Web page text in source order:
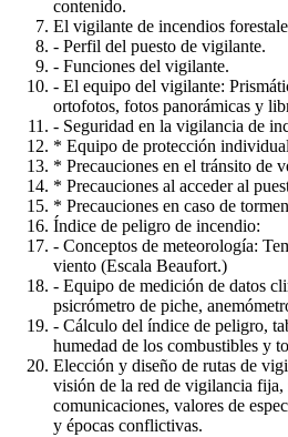
contenido.
El vigilante de incendios
- Perfil del puesto de vigilante.
- Funciones del vigilante.
- El equipo del vigilante:
ortofotos, fotos panorámicas y
- Seguridad en la vigilancia de
* Equipo de protección
* Precauciones en el tránsito de
* Precauciones al acceder al
* Precauciones en caso de
Índice de peligro de incendio:
- Conceptos de meteorología:
viento (Escala Beaufort.)
- Equipo de medición de datos
psicrómetro de piche,
- Cálculo del índice de peligro,
humedad de los combustibles y
Elección y diseño de rutas de
visión de la red de vigilancia fija,
comunicaciones, valores de
y épocas conflictivas.